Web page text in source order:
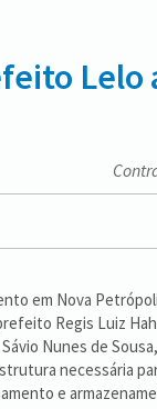
Lelo
em Nova
Regis Luiz
Nunes de
necessária
e